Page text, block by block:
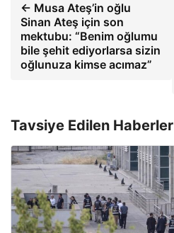
← Musa Ateş’in oğlu
Sinan Ateş için son
mektubu: “Benim oğlumu
bile şehit ediyorlarsa sizin
oğlunuza kimse acımaz”
Tavsiye Edilen Haberler